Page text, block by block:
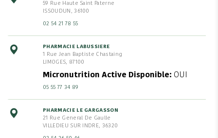
59 Rue Haute Saint Paterne
ISSOUDUN, 36100
02 54 21 78 55
PHARMACIE LABUSSIERE
1 Rue Jean Baptiste Chastaing
LIMOGES, 87100
Micronutrition Active Disponible OUI
05 55 77 34 89
PHARMACIE LE GARGASSON
21 Rue General De Gaulle
VILLEDIEU SUR INDRE, 36320